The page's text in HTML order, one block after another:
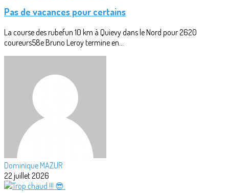
Pas de vacances pour certains
La course des rubefun 10 km à Quievy dans le Nord pour 2620
coureurs58e Bruno Leroy termine en...
Dominique MAZUR
22 juillet 2026